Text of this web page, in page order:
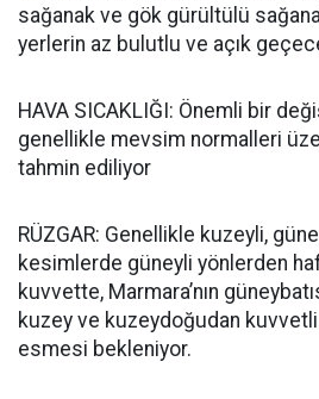
sağanak ve gök gürültülü
yerlerin az bulutlu ve açık
HAVA SICAKLIĞI: Önemli bir
genellikle mevsim normalleri
tahmin ediliyor
RÜZGAR: Genellikle kuzeyli,
kesimlerde güneyli yönlerden
kuvvette, Marmara’nın
kuzey ve kuzeydoğudan
esmesi bekleniyor.